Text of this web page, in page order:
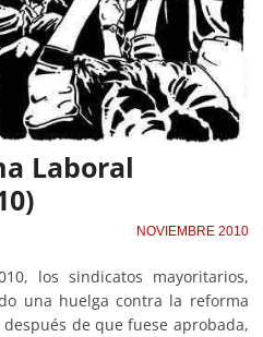
Laboral
NOVIEMBRE 2010
los sindicatos mayoritarios,
una huelga contra la reforma
de que fuese aprobada,